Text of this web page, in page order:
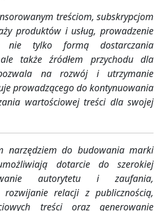
treściom, subskrypcjom
produktów i usług, prowadzenie
nie tylko formą dostarczania
także źródłem przychodu dla
na rozwój i utrzymanie
prowadzącego do kontynuowania
wartościowej treści dla swojej
narzędziem do budowania marki
dotarcie do szerokiej
autorytetu i zaufania,
rozwijanie relacji z publicznością,
treści oraz generowanie